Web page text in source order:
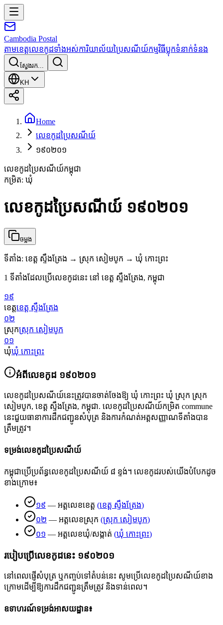
Cambodia Postal
តាមខេត្តលេខកូដទាំងអស់ការិយាល័យប្រៃសណីយ៍កម្មវិធីប្លុកទំនាក់ទំនង
ស្វែងរក...
KH
Home
លេខកូដប្រៃសណីយ៍
១៩០២០១
លេខកូដប្រៃសណីយ៍កម្ពុជា
កម្រិត: ឃុំ
លេខកូដប្រៃសណីយ៍ ១៩០២០១
ចម្លង
ទីតាំង: ខេត្ត ស្ទឹងត្រែង → ស្រុក សៀមបូក → ឃុំ កោះព្រះ
1 ទីតាំងដែលប្រើលេខកូដនេះ នៅ ខេត្ត ស្ទឹងត្រែង, កម្ពុជា
១៩
ខេត្តខេត្ត ស្ទឹងត្រែង
០២
ស្រុកស្រុក សៀមបូក
០១
ឃុំឃុំ កោះព្រះ
អំពីលេខកូដ ១៩០២០១
លេខកូដប្រៃសណីយ៍នេះត្រូវបានចាត់ចែងឱ្យ ឃុំ កោះព្រះ ឃុំ ស្រុក ស្រុក
សៀមបូក, ខេត្ត ស្ទឹងត្រែង, កម្ពុជា. លេខកូដប្រៃសណីយ៍កម្រិត commune
នេះជួយធានាការដឹកជញ្ជូនសំបុត្រ និងការកំណត់អត្តសញ្ញាណទីតាំងបាន
ត្រឹមត្រូវ។
ទម្រង់លេខកូដប្រៃសណីយ៍
កម្ពុជាប្រើប្រព័ន្ធលេខកូដប្រៃសណីយ៍ ៨ ខ្ទង់។ លេខកូដរបស់យើងបំបែកដូច
ខាងក្រោម៖
១៩ — អត្តលេខខេត្ត (ខេត្ត ស្ទឹងត្រែង)
០២ — អត្តលេខស្រុក (ស្រុក សៀមបូក)
០១ — អត្តលេខឃុំ/សង្កាត់ (ឃុំ កោះព្រះ)
របៀបប្រើលេខកូដនេះ ១៩០២០១
នៅពេលផ្ញើសំបុត្រ ឬកញ្ចប់ទៅតំបន់នេះ សូមប្រើលេខកូដប្រៃសណីយ៍ខាង
ក្រោមដើម្បីឱ្យការដឹកជញ្ជូនត្រឹមត្រូវ និងទាន់ពេល។
ឧទាហរណ៍ទម្រង់អាសយដ្ឋាន៖